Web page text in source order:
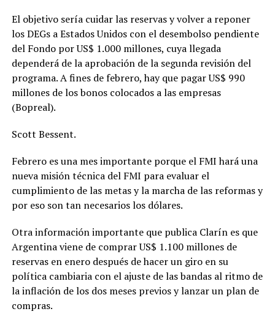
El objetivo sería cuidar las reservas y volver a reponer
los DEGs a Estados Unidos con el desembolso pendiente
del Fondo por US$ 1.000 millones, cuya llegada
dependerá de la aprobación de la segunda revisión del
programa. A fines de febrero, hay que pagar US$ 990
millones de los bonos colocados a las empresas
(Bopreal).
Scott Bessent.
Febrero es una mes importante porque el FMI hará una
nueva misión técnica del FMI para evaluar el
cumplimiento de las metas y la marcha de las reformas y
por eso son tan necesarios los dólares.
Otra información importante que publica Clarín es que
Argentina viene de comprar US$ 1.100 millones de
reservas en enero después de hacer un giro en su
política cambiaria con el ajuste de las bandas al ritmo de
la inflación de los dos meses previos y lanzar un plan de
compras.